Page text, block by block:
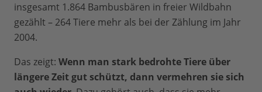
insgesamt 1.864 Bambusbären in freier Wildbahn
gezählt – 264 Tiere mehr als bei der Zählung im Jahr
2004.
Das zeigt: Wenn man stark bedrohte Tiere über
längere Zeit gut schützt, dann vermehren sie sich